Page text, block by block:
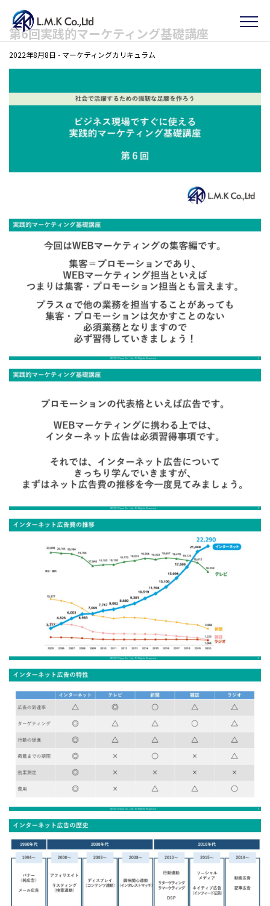
Skip
to
the
第6回実践的マーケティング基礎講座
2022年8月8日 - マーケティングカリキュラム